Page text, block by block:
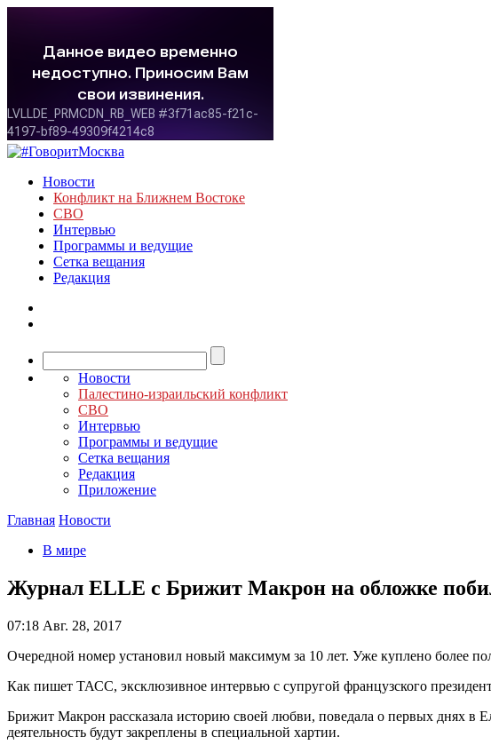
Новости
Конфликт на Ближнем Востоке
СВО
Интервью
Программы и ведущие
Сетка вещания
Редакция
Новости
Палестино-израильский конфликт
СВО
Интервью
Программы и ведущие
Сетка вещания
Редакция
Приложение
Главная Новости
В мире
Журнал ELLE с Брижит Макрон на обложке
07:18 Авг. 28, 2017
Очередной номер установил новый максимум за 10 лет. Уже куплено более
Как пишет ТАСС, эксклюзивное интервью с супругой французского
Брижит Макрон рассказала историю своей любви, поведала о первых днях в
деятельность будут закреплены в специальной хартии.